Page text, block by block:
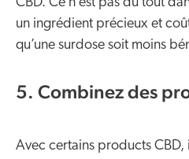
un ingrédient précieux et
qu’une surdose soit moins
5. Combinez des
Avec certains products